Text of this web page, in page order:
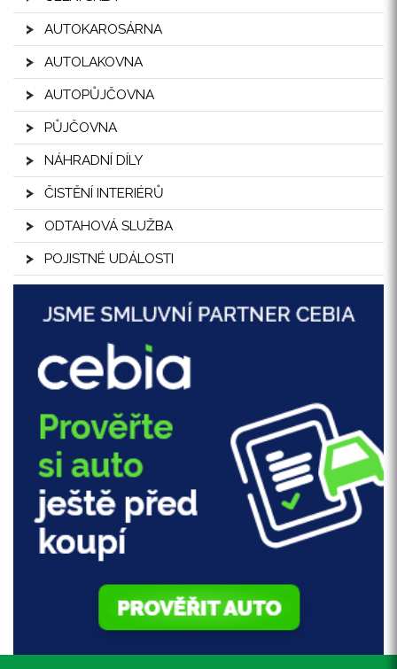
AUTOKAROSÁRNA
AUTOLAKOVNA
AUTOPŮJČOVNA
PŮJČOVNA
NÁHRADNÍ DÍLY
ČISTĚNÍ INTERIÉRŮ
ODTAHOVÁ SLUŽBA
POJISTNÉ UDÁLOSTI